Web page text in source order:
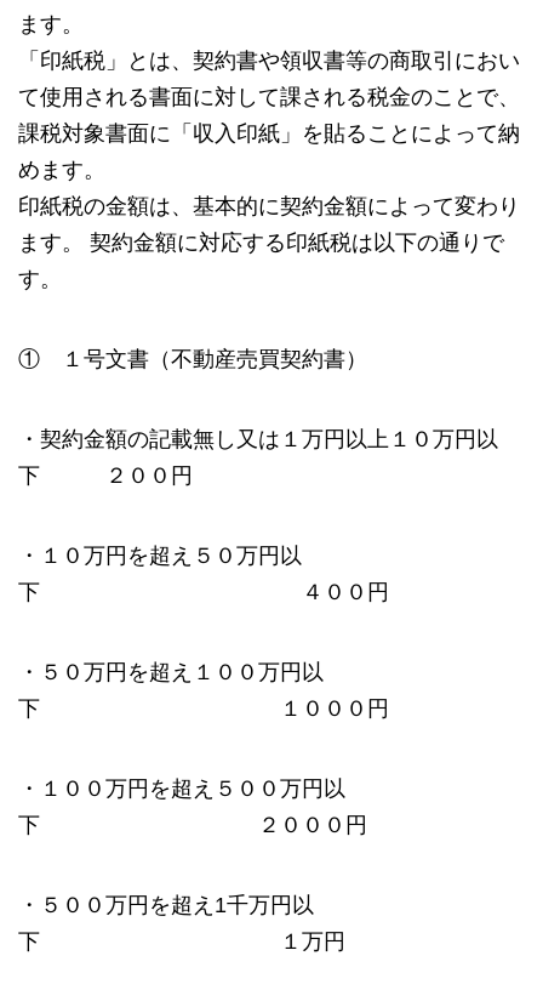
ます。
「印紙税」とは、契約書や領収書等の商取引におい
て使用される書面に対して課される税金のことで、
課税対象書面に「収入印紙」を貼ることによって納
めます。
印紙税の金額は、基本的に契約金額によって変わり
ます。 契約金額に対応する印紙税は以下の通りで
す。
① １号文書（不動産売買契約書）
・契約金額の記載無し又は１万円以上１０万円以
下 ２００円
・１０万円を超え５０万円以
下 ４００円
・５０万円を超え１００万円以
下 １０００円
・１００万円を超え５００万円以
下 ２０００円
・５００万円を超え1千万円以
下 １万円